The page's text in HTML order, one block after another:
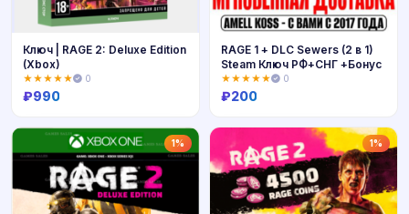
Купить
Ключ | RAGE 2: Deluxe Edition
(Xbox)
★★★★★ 0
₽990
Купить
RAGE 1 + DLC Sewers (2 в 1)
Steam Ключ РФ+СНГ +Бонус
★★★★★ 0
₽200
1% 1%